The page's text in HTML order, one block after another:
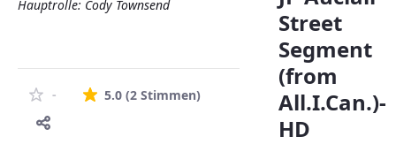
Hauptrolle: Cody Townsend
- 5.0 (2 Stimmen) Die durchschnittliche
Street
Segment
(from
All.I.Can.)-
HD